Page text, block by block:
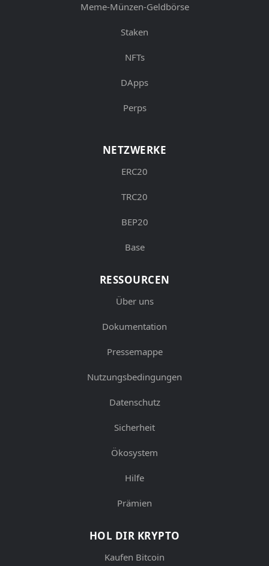
Meme-Münzen-Geldbörse
Staken
NFTs
DApps
Perps
NETZWERKE
ERC20
TRC20
BEP20
Base
RESSOURCEN
Über uns
Dokumentation
Pressemappe
Nutzungsbedingungen
Datenschutz
Sicherheit
Ökosystem
Hilfe
Prämien
HOL DIR KRYPTO
Kaufen Bitcoin